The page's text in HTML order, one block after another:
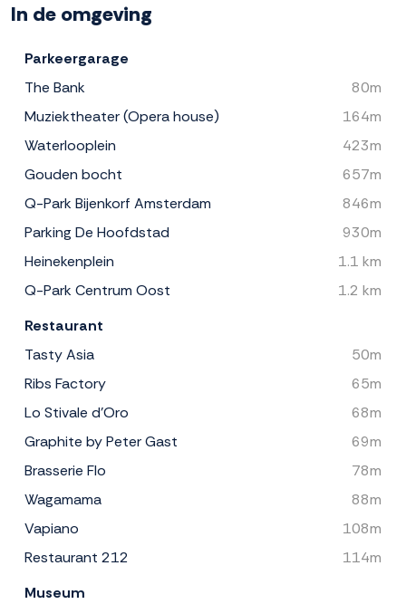
In de omgeving
Parkeergarage
The Bank
80m
Muziektheater (Opera house)
164m
Waterlooplein
423m
Gouden bocht
657m
Q-Park Bijenkorf Amsterdam
846m
Parking De Hoofdstad
930m
Heinekenplein
1.1 km
Q-Park Centrum Oost
1.2 km
Restaurant
Tasty Asia
50m
Ribs Factory
65m
Lo Stivale d'Oro
68m
Graphite by Peter Gast
69m
Brasserie Flo
78m
Wagamama
88m
Vapiano
108m
Restaurant 212
114m
Museum